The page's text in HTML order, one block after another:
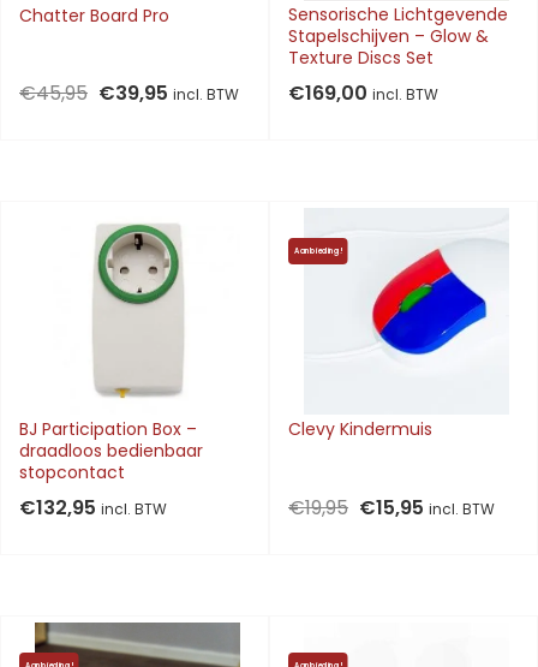
Chatter Board Pro
€45,95 Oorspronkelijke
€39,95Huidige
incl. BTW
Sensorische Lichtgevende
Stapelschijven – Glow &
Texture Discs Set
€169,00 incl. BTW
BJ Participation Box –
draadloos bedienbaar
stopcontact
€132,95 incl. BTW
Aanbieding!
Clevy Kindermuis
€19,95 Oorspronkelijke
prijs
€15,95Huidige
incl. BTW